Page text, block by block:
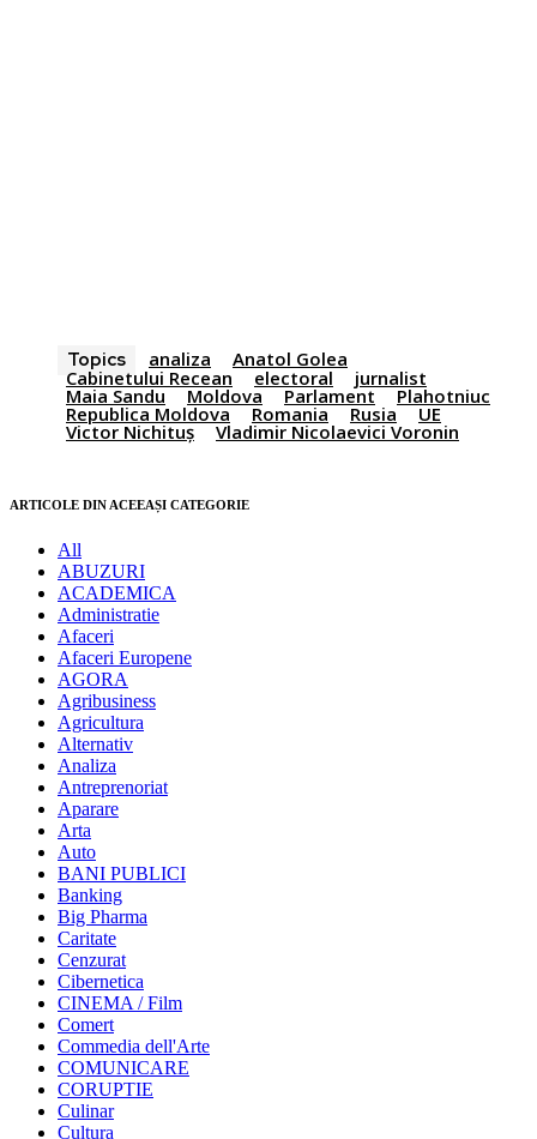
Topics analiza
Anatol Golea
Cabinetului Recean
electoral jurnalist
Maia Sandu Moldova Parlament Plahotniuc
Republica Moldova Romania Rusia UE
Victor Nichituș Vladimir Nicolaevici Voronin
ARTICOLE DIN ACEEAȘI CATEGORIE
All
ABUZURI
ACADEMICA
Administratie
Afaceri
Afaceri Europene
AGORA
Agribusiness
Agricultura
Alternativ
Analiza
Antreprenoriat
Aparare
Arta
Auto
BANI PUBLICI
Banking
Big Pharma
Caritate
Cenzurat
Cibernetica
CINEMA / Film
Comert
Commedia dell'Arte
COMUNICARE
CORUPTIE
Culinar
Cultura